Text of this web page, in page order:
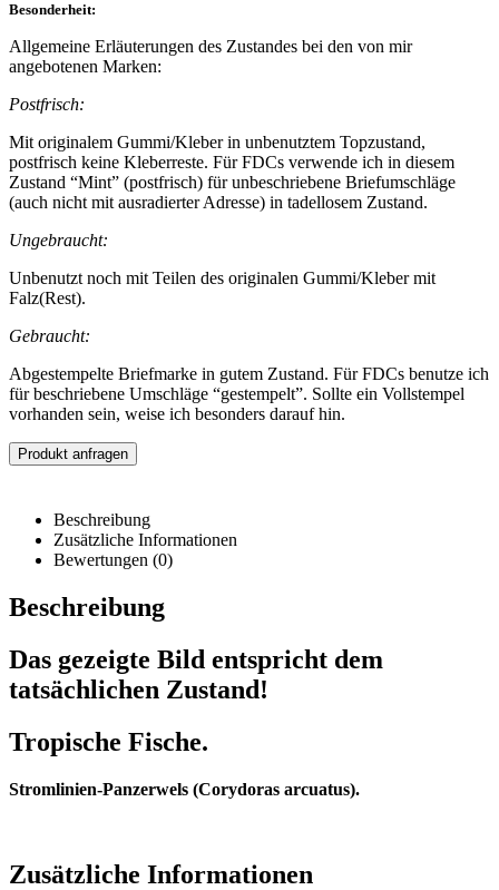
Besonderheit:
Allgemeine Erläuterungen des Zustandes bei den von mir
angebotenen Marken:
Postfrisch:
Mit originalem Gummi/Kleber in unbenutztem Topzustand,
postfrisch keine Kleberreste. Für FDCs verwende ich in diesem
Zustand “Mint” (postfrisch) für unbeschriebene Briefumschläge
(auch nicht mit ausradierter Adresse) in tadellosem Zustand.
Ungebraucht:
Unbenutzt noch mit Teilen des originalen Gummi/Kleber mit
Falz(Rest).
Gebraucht:
Abgestempelte Briefmarke in gutem Zustand. Für FDCs benutze ich
für beschriebene Umschläge “gestempelt”. Sollte ein Vollstempel
vorhanden sein, weise ich besonders darauf hin.
Produkt anfragen
Beschreibung
Zusätzliche Informationen
Bewertungen (0)
Beschreibung
Das gezeigte Bild entspricht dem
tatsächlichen Zustand!
Tropische Fische.
Stromlinien-Panzerwels (Corydoras arcuatus).
Zusätzliche Informationen